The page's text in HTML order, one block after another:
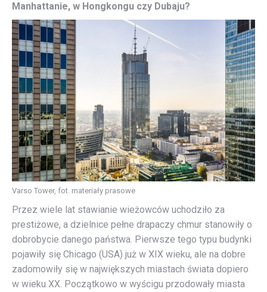
Manhattanie, w Hongkongu czy Dubaju?
Varso Tower, fot. materiały prasowe
Przez wiele lat stawianie wieżowców uchodziło za
prestiżowe, a dzielnice pełne drapaczy chmur stanowiły o
dobrobycie danego państwa. Pierwsze tego typu budynki
pojawiły się Chicago (USA) już w XIX wieku, ale na dobre
zadomowiły się w największych miastach świata dopiero
w wieku XX. Początkowo w wyścigu przodowały miasta